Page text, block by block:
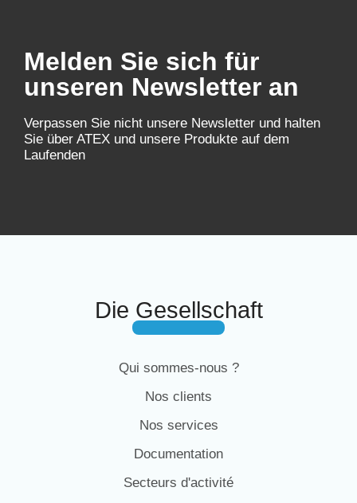
Melden Sie sich für
unseren Newsletter an
Verpassen Sie nicht unsere Newsletter und halten
Sie über ATEX und unsere Produkte auf dem
Laufenden
Die Gesellschaft
Qui sommes-nous ?
Nos clients
Nos services
Documentation
Secteurs d'activité